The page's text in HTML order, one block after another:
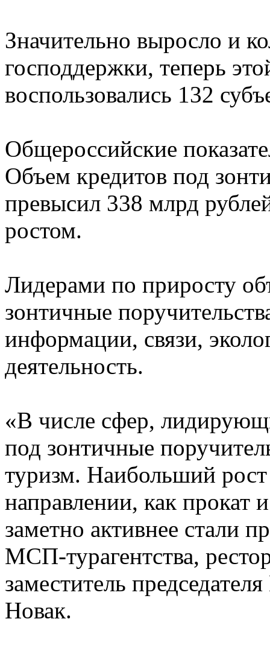
Значительно выросло и
господдержки, теперь
воспользовались 132
Общероссийские
Объем кредитов под
превысил 338 млрд
ростом.
Лидерами по приросту
зонтичные
информации, связи,
деятельность.
«В числе сфер,
под зонтичные
туризм. Наибольший
направлении, как прокат
заметно активнее стали
МСП-турагентства,
заместитель
Новак.